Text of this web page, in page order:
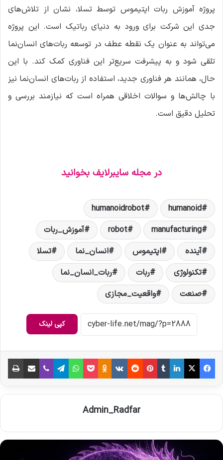
پروژه آموزش ربات اپتیموس توسط تسلا، نشان از تلاش‌های
جدی این شرکت برای ورود به دنیای رباتیک است. این پروژه
می‌تواند به عنوان یک نقطه عطف در توسعه ربات‌های انسان‌نما
تلقی شود و به پیشرفت سریع‌تر این فناوری کمک کند. با این
حال، همانند هر فناوری جدید، استفاده از ربات‌های انسان‌نما نیز
با چالش‌ها و سوالات اخلاقی همراه است که نیازمند بررسی و
تحلیل دقیق است.
در مجله سایبرلایف بخوانید
humanoid
humanoidrobot
manufacturing
robot
آموزش_ربات
آینده
اپتیموس انسان_نما
تسلا
تکنولوژی
ربات
ربات_انسان_نما
صنعت
واقعیت_مجازی
کپی لینک
فیس بوک X لینکدین ‫تامبلر ‫پین‌ترست ‫رددیت ‫VKontakte
‫Odnoklassniki پاکت واتس آپ تلگرام وایبر اشتراک گذاری از طریق ایمیل
Admin_Radfar